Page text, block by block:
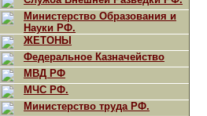
Министерство Образования и
Науки РФ.
ЖЕТОНЫ
Федеральное Казначейство
МВД РФ
МЧС РФ.
Министерство труда РФ.